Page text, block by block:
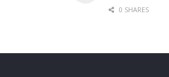
0 SHARES